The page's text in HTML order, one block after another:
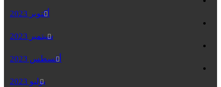
أكتوبر 2023
سبتمبر 2023
أغسطس 2023
يوليو 2023